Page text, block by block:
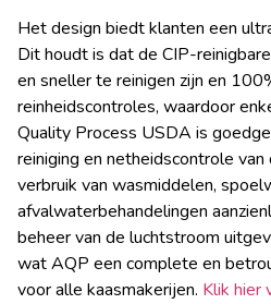
Het design biedt klanten een
Dit houdt is dat de CIP-
en sneller te reinigen zijn en
reinheidscontroles, waardoor
Quality Process USDA is
reiniging en netheidscontrole
verbruik van wasmiddelen,
afvalwaterbehandelingen
beheer van de luchtstroom
wat AQP een complete en
voor alle kaasmakerijen. Klik hier